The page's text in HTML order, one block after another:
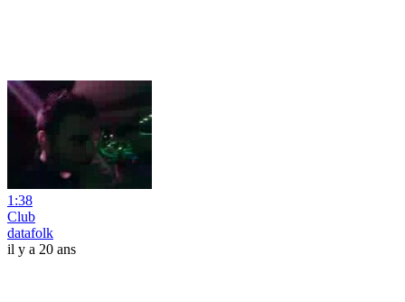
1:38
Club
datafolk
il y a 20 ans